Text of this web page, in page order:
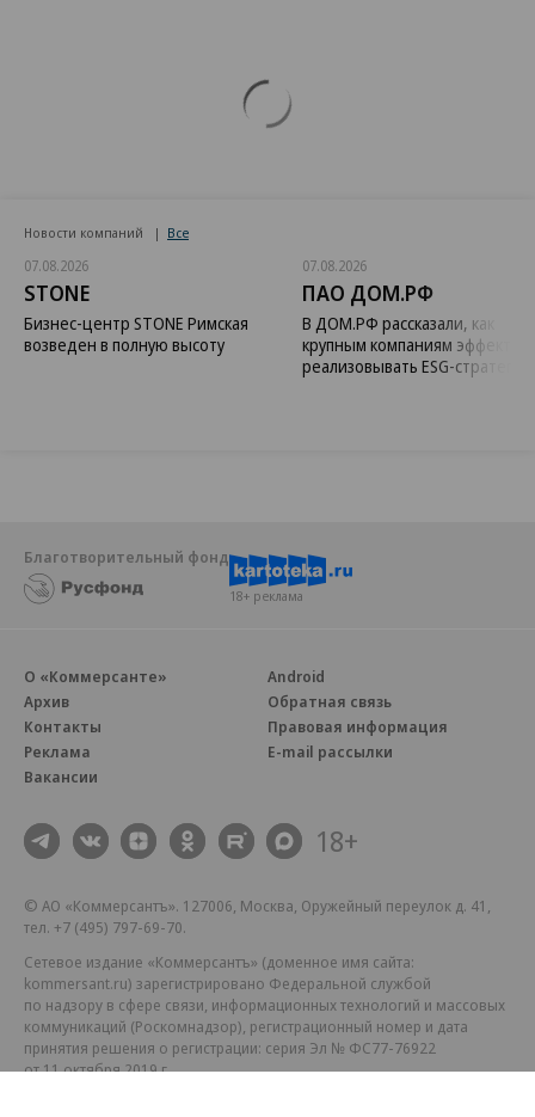
Новости компаний Все
07.08.2026
STONE
Бизнес-центр STONE Римская
возведен в полную высоту
07.08.2026
ПАО ДОМ.РФ
В ДОМ.РФ рассказали, как
крупным компаниям
реализовывать ESG-стратегию
Благотворительный фонд
18+ реклама
О «Коммерсанте»
Архив
Контакты
Реклама
Вакансии
Android
Обратная связь
Правовая информация
E-mail рассылки
18+
© АО «Коммерсантъ». 127006, Москва, Оружейный переулок д. 41,
тел. +7 (495) 797-69-70.
Сетевое издание «Коммерсантъ» (доменное имя сайта:
kommersant.ru) зарегистрировано Федеральной службой
по надзору в сфере связи, информационных технологий и массовых
коммуникаций (Роскомнадзор), регистрационный номер и дата
принятия решения о регистрации: серия Эл № ФС77-76922
от 11 октября 2019 г.